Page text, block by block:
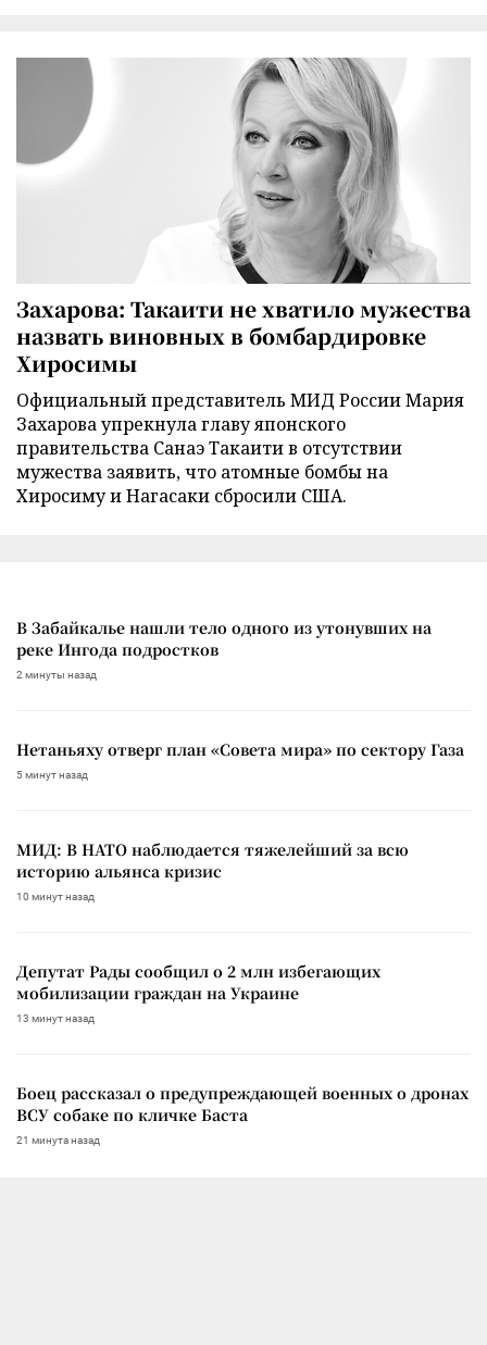
Захарова: Такаити не хватило мужества
назвать виновных в бомбардировке
Хиросимы
Официальный представитель МИД России Мария
Захарова упрекнула главу японского
правительства Санаэ Такаити в отсутствии
мужества заявить, что атомные бомбы на
Хиросиму и Нагасаки сбросили США.
В Забайкалье нашли тело одного из утонувших на
реке Ингода подростков
2 минуты назад
Нетаньяху отверг план «Совета мира» по сектору Газа
5 минут назад
МИД: В НАТО наблюдается тяжелейший за всю
историю альянса кризис
10 минут назад
Депутат Рады сообщил о 2 млн избегающих
мобилизации граждан на Украине
13 минут назад
Боец рассказал о предупреждающей военных о дронах
ВСУ собаке по кличке Баста
21 минута назад